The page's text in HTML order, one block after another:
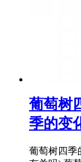
葡萄树
季的变
葡萄树四季